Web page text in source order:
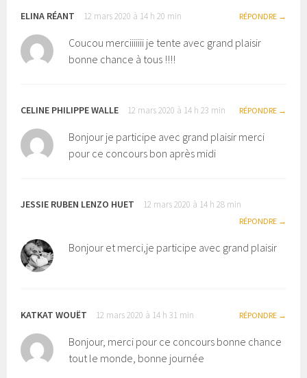
ELINA RÉANT 12 mars 2020 à 14 h 20 min RÉPONDRE
Coucou merciiiiiii je tente avec grand plaisir
bonne chance à tous !!!!
CELINE PHILIPPE WALLE 12 mars 2020 à 14 h 23 min RÉPONDRE
Bonjour je participe avec grand plaisir merci
pour ce concours bon après midi
JESSIE RUBEN LENZO HUET 12 mars 2020 à 14 h 28 min
RÉPONDRE
Bonjour et merci,je participe avec grand plaisir
KATKAT WOUËT 12 mars 2020 à 14 h 31 min RÉPONDRE
Bonjour, merci pour ce concours bonne chance
tout le monde, bonne journée